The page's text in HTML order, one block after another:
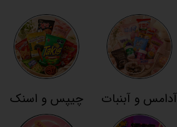
آدامس و آبنبات چیپس و اسنک